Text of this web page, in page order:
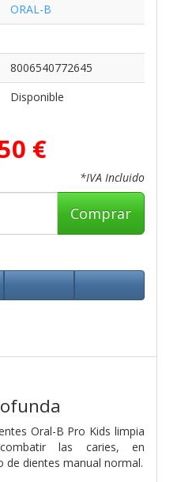
ORAL-B
8006540772645
Disponible
€
*IVA Incluido
Comprar
Oral-B Pro Kids limpia
las caries, en
de dientes manual normal.